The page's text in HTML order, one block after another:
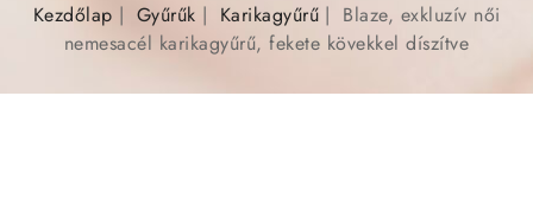
Kezdőlap Gyűrűk Karikagyűrű
Blaze, exkluzív női
nemesacél karikagyűrű, fekete kövekkel díszítve